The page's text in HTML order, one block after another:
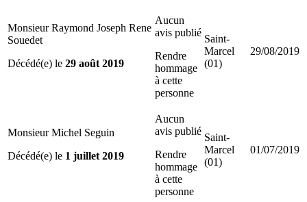
Monsieur Raymond Joseph Rene
Souedet
Décédé(e) le 29 août 2019
Aucun
avis publié
Rendre
hommage
à cette
personne
Saint-
Marcel
(01)
29/08/2019
Monsieur Michel Seguin
Décédé(e) le 1 juillet 2019
Aucun
avis publié
Rendre
hommage
à cette
personne
Saint-
Marcel
(01)
01/07/2019